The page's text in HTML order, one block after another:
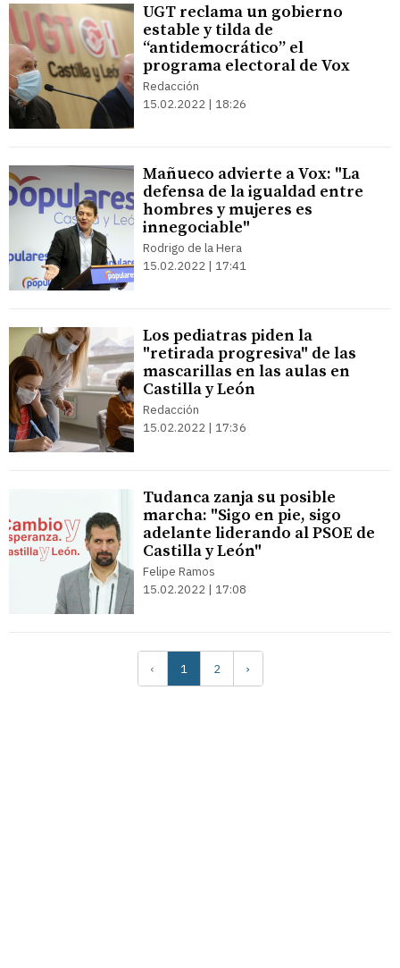
UGT reclama un gobierno
estable y tilda de
“antidemocrático” el
programa electoral de Vox
Redacción
15.02.2022 | 18:26
Mañueco advierte a Vox: "La
defensa de la igualdad entre
hombres y mujeres es
innegociable"
Rodrigo de la Hera
15.02.2022 | 17:41
Los pediatras piden la
"retirada progresiva" de las
mascarillas en las aulas en
Castilla y León
Redacción
15.02.2022 | 17:36
Tudanca zanja su posible
marcha: "Sigo en pie, sigo
adelante liderando al PSOE de
Castilla y León"
Felipe Ramos
15.02.2022 | 17:08
‹ 1 2 ›